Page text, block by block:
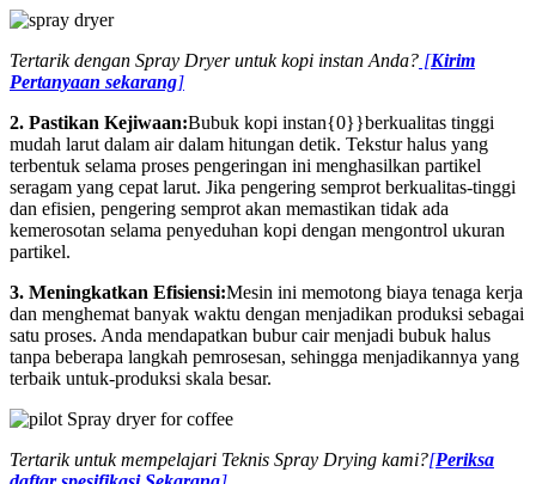
Tertarik dengan Spray Dryer untuk kopi instan Anda? [Kirim
Pertanyaan sekarang]
2. Pastikan Kejiwaan:Bubuk kopi instan{0}}berkualitas tinggi
mudah larut dalam air dalam hitungan detik. Tekstur halus yang
terbentuk selama proses pengeringan ini menghasilkan partikel
seragam yang cepat larut. Jika pengering semprot berkualitas-tinggi
dan efisien, pengering semprot akan memastikan tidak ada
kemerosotan selama penyeduhan kopi dengan mengontrol ukuran
partikel.
3. Meningkatkan Efisiensi:Mesin ini memotong biaya tenaga kerja
dan menghemat banyak waktu dengan menjadikan produksi sebagai
satu proses. Anda mendapatkan bubur cair menjadi bubuk halus
tanpa beberapa langkah pemrosesan, sehingga menjadikannya yang
terbaik untuk-produksi skala besar.
Tertarik untuk mempelajari Teknis Spray Drying kami?[Periksa